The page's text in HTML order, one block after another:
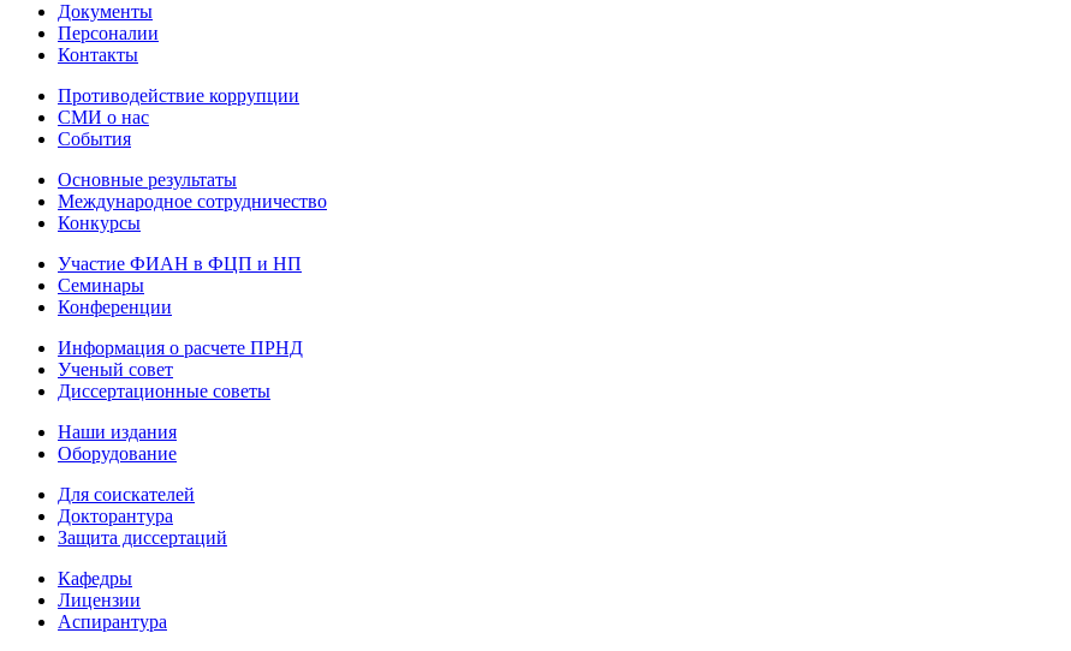
Документы
Персоналии
Контакты
Противодействие коррупции
СМИ о нас
События
Основные результаты
Международное сотрудничество
Конкурсы
Участие ФИАН в ФЦП и НП
Семинары
Конференции
Информация о расчете ПРНД
Ученый совет
Диссертационные советы
Наши издания
Оборудование
Для соискателей
Докторантура
Защита диссертаций
Кафедры
Лицензии
Аспирантура